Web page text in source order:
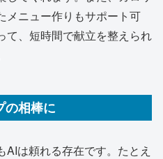
メニュー作りもサポート可
て、短時間で献立を整えられ
の相棒に
は頼れる存在です。たとえ